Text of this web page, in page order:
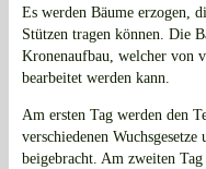
Es werden Bäume erzogen,
Stützen tragen können. Die
Kronenaufbau, welcher von
bearbeitet werden kann.
Am ersten Tag werden den
verschiedenen
beigebracht. Am zweiten